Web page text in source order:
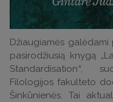
Džiaugiamės
pasirodžiusią knygą
Standardisation“,
Filologijos fakulteto
Šinkūnienės. Tai